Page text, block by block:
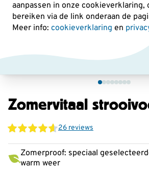
aanpassen in onze cookieverklaring,
bereiken via de link onderaan de
Meer info: cookieverklaring en
Zomervitaal
26 reviews
Zomerproof: speciaal
warm weer